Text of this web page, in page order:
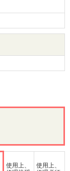
使用上、
使用上、